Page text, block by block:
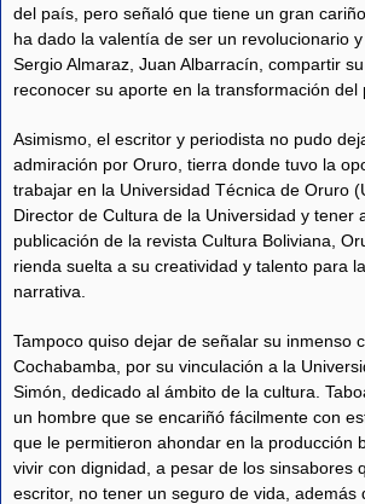
del país, pero señaló que tiene un gran
ha dado la valentía de ser un revolucionario
Sergio Almaraz, Juan Albarracín, compartir
reconocer su aporte en la transformación del
Asimismo, el escritor y periodista no pudo
admiración por Oruro, tierra donde tuvo la
trabajar en la Universidad Técnica de Oruro
Director de Cultura de la Universidad y tener
publicación de la revista Cultura Boliviana,
rienda suelta a su creatividad y talento para
narrativa.
Tampoco quiso dejar de señalar su inmenso
Cochabamba, por su vinculación a la
Simón, dedicado al ámbito de la cultura.
un hombre que se encariñó fácilmente con
que le permitieron ahondar en la producción
vivir con dignidad, a pesar de los sinsabores
escritor, no tener un seguro de vida, además